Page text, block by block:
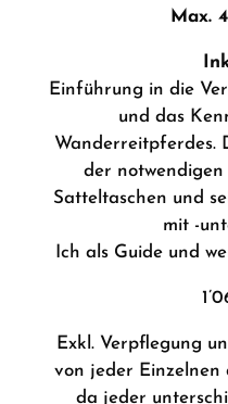
Max.
Einführung in die
und das
Wanderreitpferdes.
der notwendigen
Satteltaschen und
mit -
Ich als Guide und
Exkl. Verpflegung
von jeder
da jeder